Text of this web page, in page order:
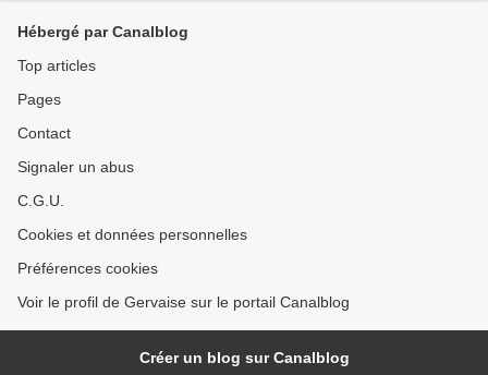
Hébergé par Canalblog
Top articles
Pages
Contact
Signaler un abus
C.G.U.
Cookies et données personnelles
Préférences cookies
Voir le profil de Gervaise sur le portail Canalblog
Créer un blog sur Canalblog